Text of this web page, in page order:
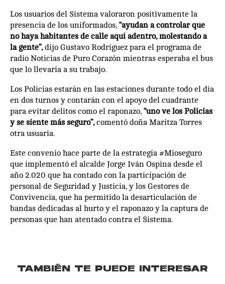
Los usuarios del Sistema valoraron positivamente la
presencia de los uniformados, “ayudan a controlar que
no haya habitantes de calle aquí adentro, molestando a
la gente”,dijo Gustavo Rodríguez para el programa de
radio Noticias de Puro Corazón mientras esperaba el bus
que lo llevaría a su trabajo.
Los Policías estarán en las estaciones durante todo el día
en dos turnos y contarán con el apoyo del cuadrante
para evitar delitos como el raponazo, “uno ve los Policías
y se siente más seguro”,comentó doña Maritza Torres
otra usuaria.
Este convenio hace parte de la estrategía #Mioseguro
que implementó el alcalde Jorge Iván Ospina desde el
año 2.020 que ha contado con la participación de
personal de Seguridad y Justicia, y los Gestores de
Convivencia, que ha permitido la desarticulación de
bandas dedicadas al hurto y el raponazo y la captura de
personas que han atentado contra el Sistema.
TAMBIÉN TE PUEDE INTERESAR